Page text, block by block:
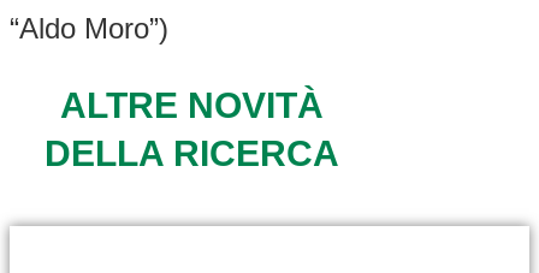
“Aldo Moro”)
ALTRE NOVITÀ
DELLA RICERCA